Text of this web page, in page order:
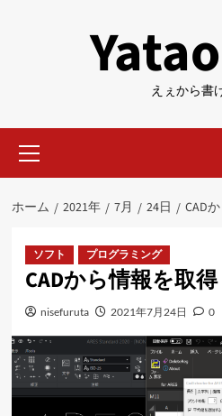
えぇから書
イ
ン
ニ
ー
ホーム 2021年 7月 24日 CAD
ソフト プログラミング
CADから情報を取得
nisefuruta 2021年7月24日 0